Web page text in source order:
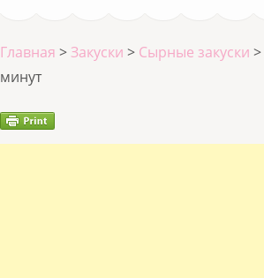
Главная >Закуски > Сырные закуски >
минут